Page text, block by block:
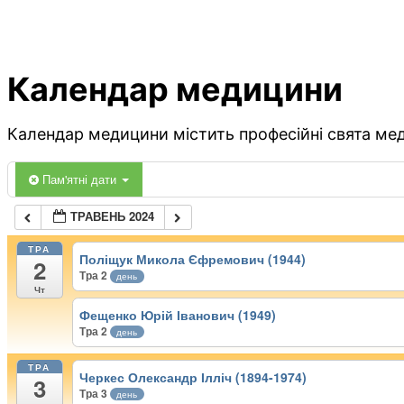
Календар медицини
Календар медицини містить професійні свята
Пам'ятні дати
ТРАВЕНЬ 2024
ТРА
2
Чт
Поліщук Микола Єфремович (1944)
Тра 2 день
Фещенко Юрій Іванович (1949)
Тра 2 день
ТРА
3 Черкес Олександр Ілліч (1894-1974)
Тра 3 день